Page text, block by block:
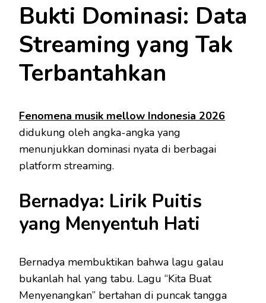
Bukti Dominasi: Data
Streaming yang Tak
Terbantahkan
Fenomena musik mellow Indonesia 2026
didukung oleh angka-angka yang
menunjukkan dominasi nyata di berbagai
platform streaming.
Bernadya: Lirik Puitis
yang Menyentuh Hati
Bernadya membuktikan bahwa lagu galau
bukanlah hal yang tabu. Lagu “Kita Buat
Menyenangkan” bertahan di puncak tangga